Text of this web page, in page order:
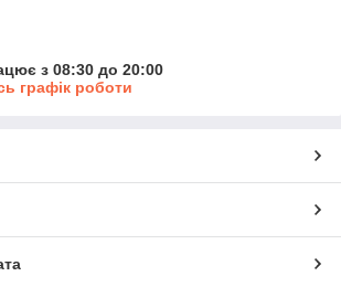
з 08:30 до 20:00
графік роботи